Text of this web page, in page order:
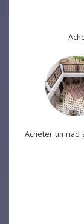
Acheter un riad